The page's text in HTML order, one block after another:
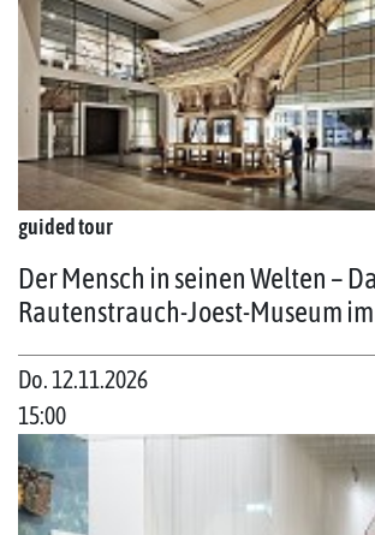
guided tour
Der Mensch in seinen Welten –
Rautenstrauch-Joest-Museum
Do. 12.11.2026
15:00